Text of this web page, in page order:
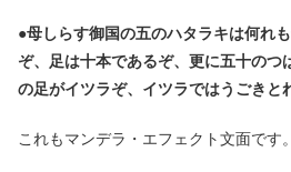
●母しらす御国の五のハタラキは何れ
ぞ、足は十本であるぞ、更に五十のつ
の足がイツラぞ、イツラではうごきと
これもマンデラ・エフェクト文面です。